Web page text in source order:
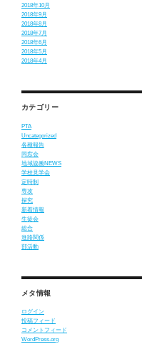
2018年10月
2018年9月
2018年8月
2018年7月
2018年6月
2018年5月
2018年4月
カテゴリー
PTA
Uncategorized
各種報告
同窓会
地域協働NEWS
学校見学会
定時制
専攻
探究
新着情報
生徒会
総合
進路関係
部活動
メタ情報
ログイン
投稿フィード
コメントフィード
WordPress.org